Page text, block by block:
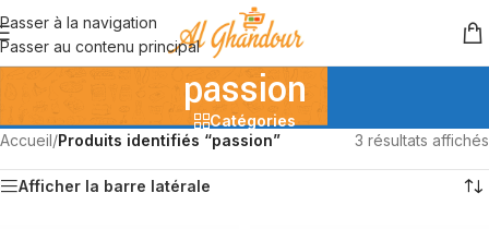
Passer à la navigation
Passer au contenu principal
passion
Catégories
Accueil/Produits identifiés “passion” 3 résultats affichés
Afficher la barre latérale